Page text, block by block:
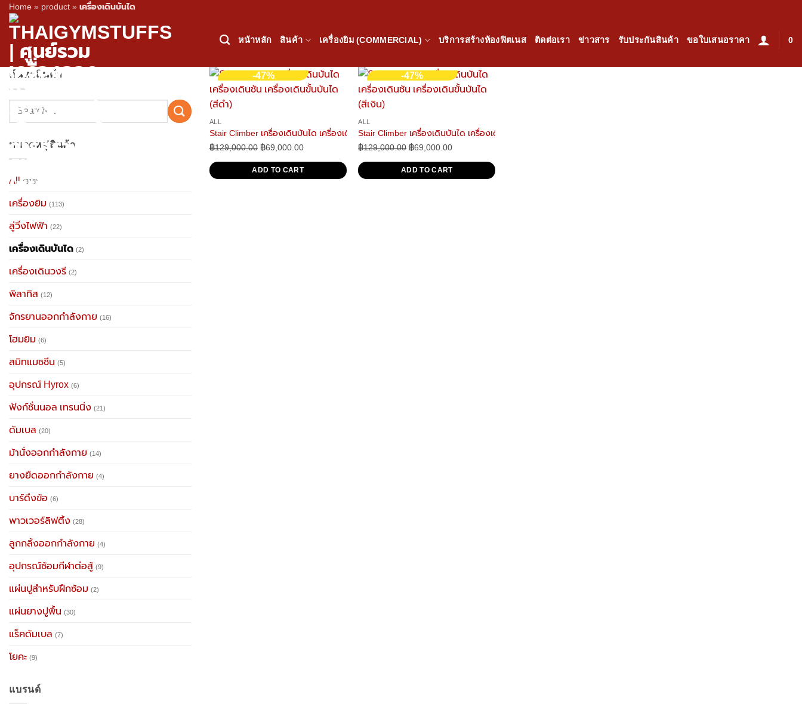
Home » product » เครื่องเดินบันได
Skip
content
หน้าหลัก สินค้า เครื่องยิม (COMMERCIAL) บริการสร้างห้องฟิตเนส ติดต่อเรา ข่าวสาร รับประกันสินค้า ขอใบเสนอราคา 0
ค้นหาสินค้า
Search
หมวดหมู่สินค้า
All (318)
เครื่องยิม (113)
ลู่วิ่งไฟฟ้า (22)
เครื่องเดินบันได (2)
เครื่องเดินวงรี (2)
พิลาทิส (12)
จักรยานออกกำลังกาย (16)
โฮมยิม (6)
สมิทแมชชีน (5)
อุปกรณ์ Hyrox (6)
ฟังก์ชั่นนอล เทรนนิ่ง (21)
ดัมเบล (20)
ม้านั่งออกกำลังกาย (14)
ยางยืดออกกำลังกาย (4)
บาร์ดึงข้อ (6)
พาวเวอร์ลิฟติ้ง (28)
ลูกกลิ้งออกกำลังกาย (4)
อุปกรณ์ซ้อมกีฬาต่อสู้ (9)
แผ่นปูสำหรับฝึกซ้อม (2)
แผ่นยางปูพื้น (30)
แร็คดัมเบล (7)
โยคะ (9)
แบรนด์
-47%
ALL
Stair Climber เครื่องเดินบันได เครื่องเดินชัน เครื่องเดินขั้นบันได (สีดำ)
฿129,000.00 Original
price
was:
฿69,000.00Current
price
ADD TO CART
-47%
ALL
Stair Climber เครื่องเดินบันได เครื่องเดินชัน เครื่องเดินขั้นบันได (สีเงิน)
฿129,000.00 Original
price
was:
฿69,000.00
price
ADD TO CART